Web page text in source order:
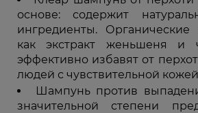
основе: содержит
ингредиенты. Органические
как экстракт женьшеня и
эффективно избавят от
людей с чувствительной
Шампунь против
значительной степени